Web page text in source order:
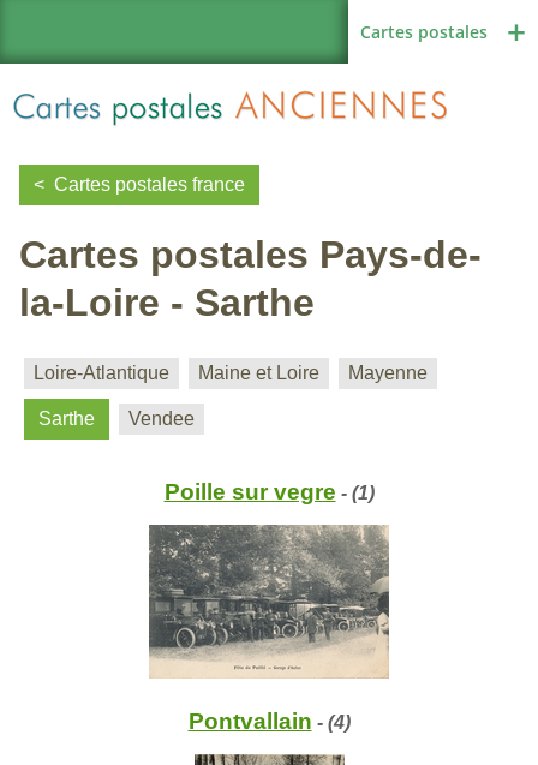
Cartes postales
Région de France
Autres pays
Cartes postales france
Cartes postales Pays-de-
la-Loire - Sarthe
Loire-Atlantique Maine et Loire Mayenne
Sarthe Vendee
Poille sur vegre - (1)
Pontvallain - (4)